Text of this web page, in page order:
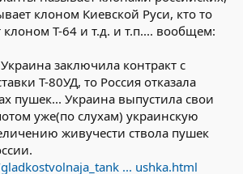
клоном Киевской Руси, кто то
клоном Т-64 и т.д. и т.п.... вообщем:
заключила контракт с
Т-80УД, то Россия отказала
пушек... Украина выпустила свои
уже(по слухам) украинскую
живучести ствола пушек
... ushka.html